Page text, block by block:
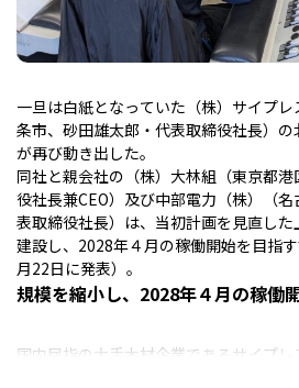
一旦は白紙となっていた（株）サイプ
条市、砂田雄太郎・代表取締役社長）
が再び動き出した。
同社と親会社の（株）大林組（東京都
役社長兼CEO）及び中部電力（株）（
表取締役社長）は、当初計画を見直し
建設し、2028年４月の稼働開始を目指
月22日に発表）。
規模を縮小し、2028年４月の稼働
国内屈指の大手木材企業であるサイプ